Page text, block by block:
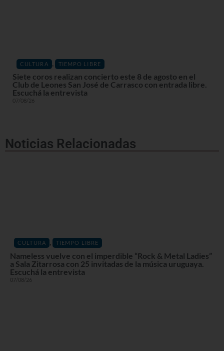
CULTURA , TIEMPO LIBRE
Siete coros realizan concierto este 8 de agosto en el
Club de Leones San José de Carrasco con entrada libre.
Escuchá la entrevista
07/08/26
Noticias Relacionadas
CULTURA , TIEMPO LIBRE
Nameless vuelve con el imperdible “Rock & Metal Ladies”
a Sala Zitarrosa con 25 invitadas de la música uruguaya.
Escuchá la entrevista
07/08/26